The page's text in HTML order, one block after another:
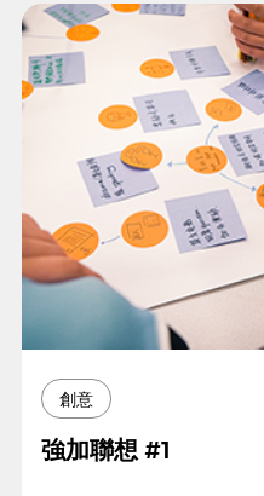
創意
強加聯想 #1